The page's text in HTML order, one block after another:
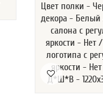
Цвет полки -
декора - Белый
салона с
яркости - Нет
логотипа с
яркости -
Д*Ш*В -